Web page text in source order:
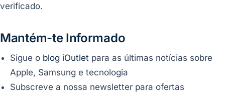
verificado.
Mantém-te Informado
Sigue o blog iOutlet para as últimas notícias sobre
Apple, Samsung e tecnologia
Subscreve a nossa newsletter para ofertas